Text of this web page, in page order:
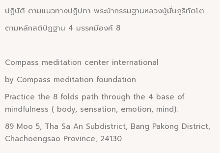
ปฏิบัติ ตามแนวทางปฏิปทา พระป่ากรรมฐานหลวงปู่มั่นภูริทัตโต
ตามหลักสติปัฏฐาน 4 มรรคมีองค์ 8
Compass meditation center international
by Compass meditation foundation
Practice the 8 folds path through the 4 base of
mindfulness ( body, sensation, emotion, mind).
89 Moo 5, Tha Sa An Subdistrict, Bang Pakong District,
Chachoengsao Province, 24130